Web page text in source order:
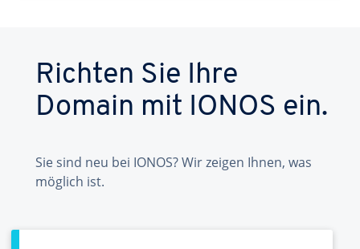
Richten Sie Ihre
Domain mit IONOS ein.
Sie sind neu bei IONOS? Wir zeigen Ihnen, was
möglich ist.